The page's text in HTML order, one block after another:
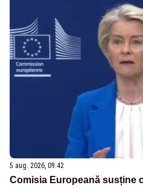
5 aug. 2026, 09:42
Comisia Europeană susține